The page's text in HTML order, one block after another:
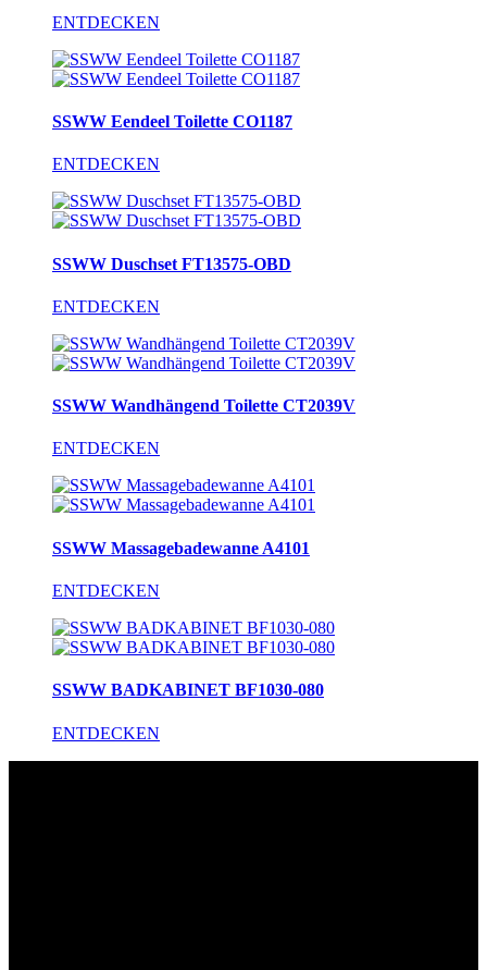
ENTDECKEN
SSWW Eendeel Toilette CO1187
ENTDECKEN
SSWW Duschset FT13575-OBD
ENTDECKEN
SSWW Wandhängend Toilette CT2039V
ENTDECKEN
SSWW Massagebadewanne A4101
ENTDECKEN
SSWW BADKABINET BF1030-080
ENTDECKEN